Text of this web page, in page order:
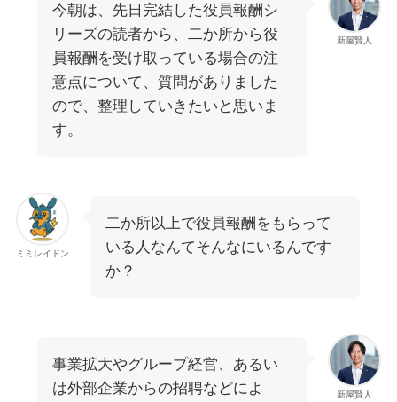
新屋賢人
今朝は、先日完結した役員報酬シ
リーズの読者から、二か所から役
員報酬を受け取っている場合の注
意点について、質問がありました
ので、整理していきたいと思いま
す。
ミミレイドン
二か所以上で役員報酬をもらって
いる人なんてそんなにいるんです
か？
新屋賢人
事業拡大やグループ経営、あるい
は外部企業からの招聘などによ